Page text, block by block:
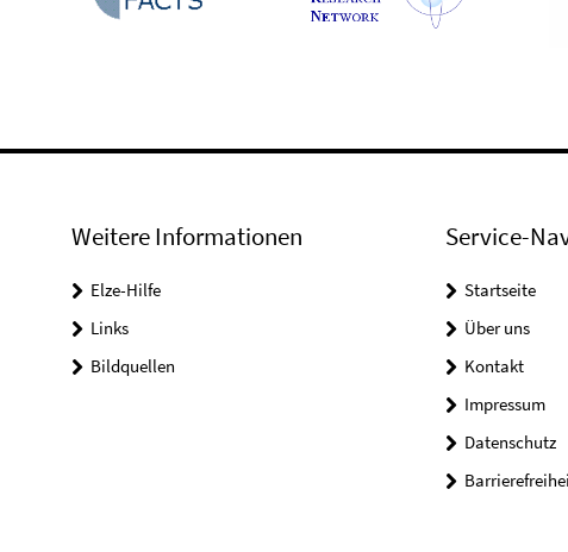
Weitere Informationen
Elze-Hilfe
Links
Bildquellen
Service-
Startseite
Über uns
Kontakt
Impressum
Datenschutz